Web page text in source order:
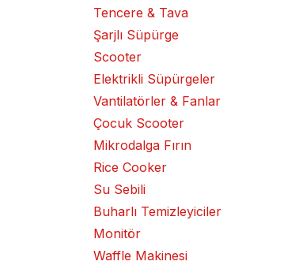
Tencere & Tava
Şarjlı Süpürge
Scooter
Elektrikli Süpürgeler
Vantilatörler & Fanlar
Çocuk Scooter
Mikrodalga Fırın
Rice Cooker
Su Sebili
Buharlı Temizleyiciler
Monitör
Waffle Makinesi